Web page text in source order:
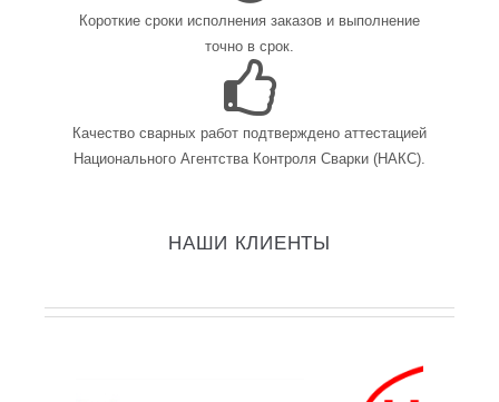
Короткие сроки исполнения заказов и выполнение
точно в срок.
Качество сварных работ подтверждено аттестацией
Национального Агентства Контроля Сварки (НАКС).
НАШИ КЛИЕНТЫ